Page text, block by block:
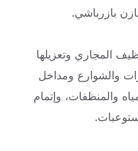
بازرباشي.
المجاري وتعزيلها
والشوارع ومداخل
والمنظفات، وإتمام